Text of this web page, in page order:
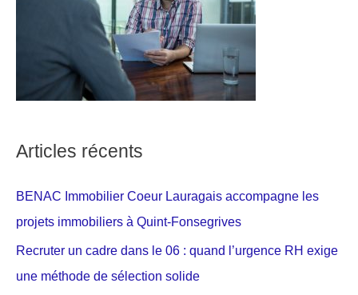
Articles récents
BENAC Immobilier Coeur Lauragais accompagne les
projets immobiliers à Quint-Fonsegrives
Recruter un cadre dans le 06 : quand l’urgence RH exige
une méthode de sélection solide